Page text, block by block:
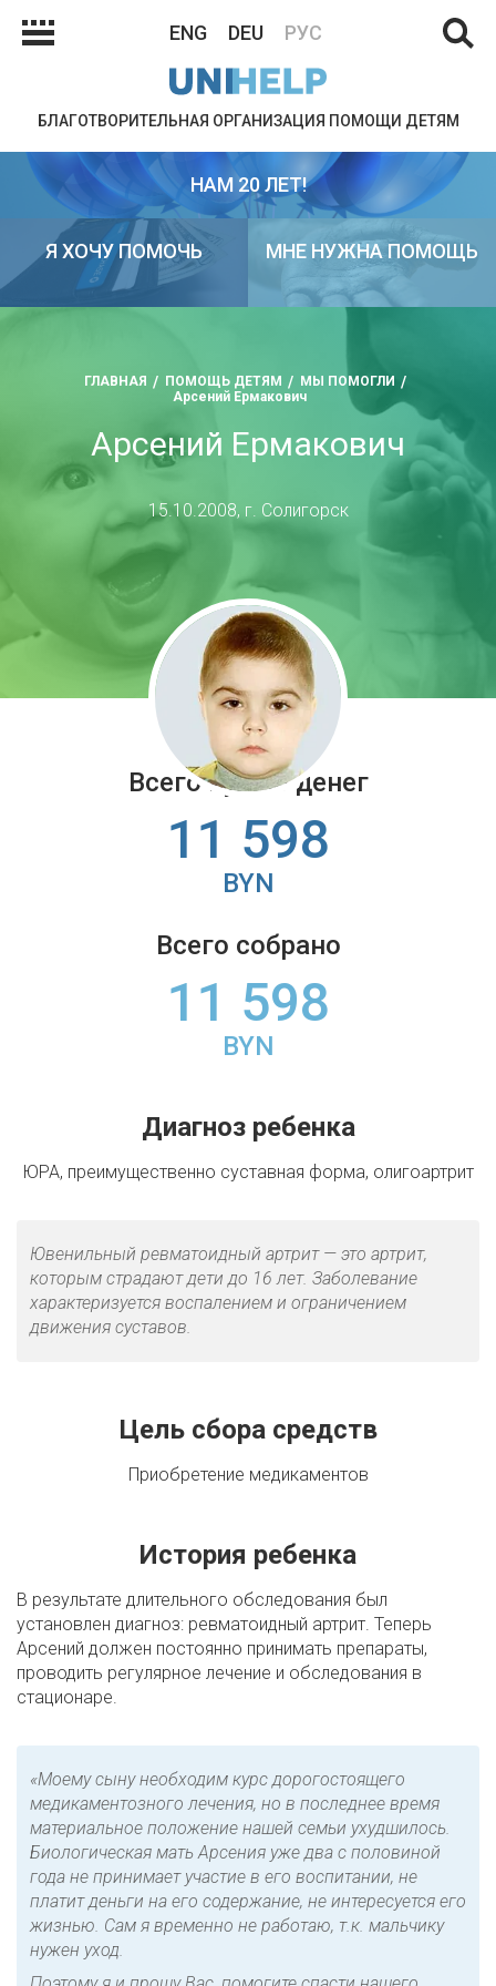
ENG DEU РУС
БЛАГОТВОРИТЕЛЬНАЯ ОРГАНИЗАЦИЯ ПОМОЩИ ДЕТЯМ
НАМ 20 ЛЕТ!
Я ХОЧУ ПОМОЧЬ МНЕ НУЖНА ПОМОЩЬ
ГЛАВНАЯ ПОМОЩЬ ДЕТЯМ
МЫ ПОМОГЛИ
Арсений Ермакович
Арсений Ермакович
15.10.2008, г. Солигорск
Всего нужно денег
11 598
BYN
Всего собрано
11 598
BYN
Диагноз ребенка
ЮРА, преимущественно суставная форма, олигоартрит
Ювенильный ревматоидный артрит — это артрит,
которым страдают дети до 16 лет. Заболевание
характеризуется воспалением и ограничением
движения суставов.
Цель сбора средств
Приобретение медикаментов
История ребенка
В результате длительного обследования был
установлен диагноз: ревматоидный артрит. Теперь
Арсений должен постоянно принимать препараты,
проводить регулярное лечение и обследования в
стационаре.
«Моему сыну необходим курс дорогостоящего
медикаментозного лечения, но в последнее время
материальное положение нашей семьи ухудшилось.
Биологическая мать Арсения уже два с половиной
года не принимает участие в его воспитании, не
платит деньги на его содержание, не интересуется его
жизнью. Сам я временно не работаю, т.к. мальчику
нужен уход.